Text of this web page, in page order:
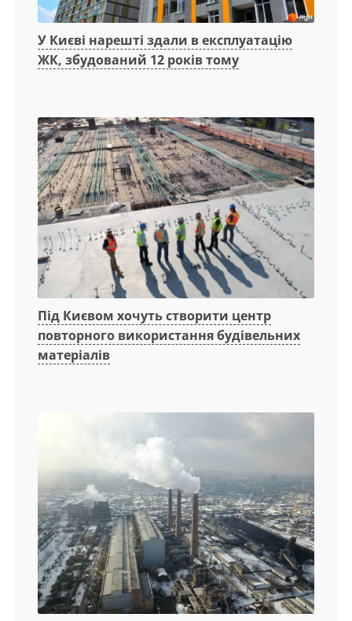
У Києві нарешті здали в експлуатацію
ЖК, збудований 12 років тому
Під Києвом хочуть створити центр
повторного використання будівельних
матеріалів